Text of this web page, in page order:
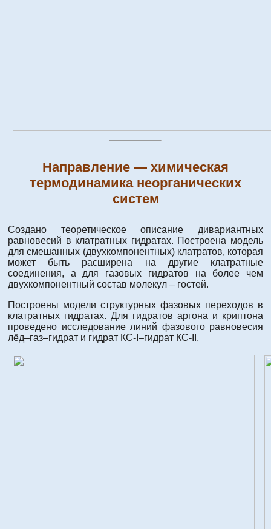
Направление — химическая
термодинамика неорганических
систем
Создано теоретическое описание дивариантных
равновесий в клатратных гидратах. Построена модель
для смешанных (двухкомпонентных) клатратов, которая
может быть расширена на другие клатратные
соединения, а для газовых гидратов на более чем
двухкомпонентный состав молекул – гостей.
Построены модели структурных фазовых переходов в
клатратных гидратах. Для гидратов аргона и криптона
проведено исследование линий фазового равновесия
лёд–газ–гидрат и гидрат КС-I–гидрат КС-II.